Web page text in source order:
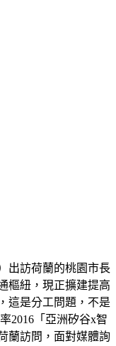
出訪荷蘭的桃園市長
樞紐，現正擴建提高
這是分工問題，不是
2016「亞洲矽谷x智
蘭訪問，面對媒體詢